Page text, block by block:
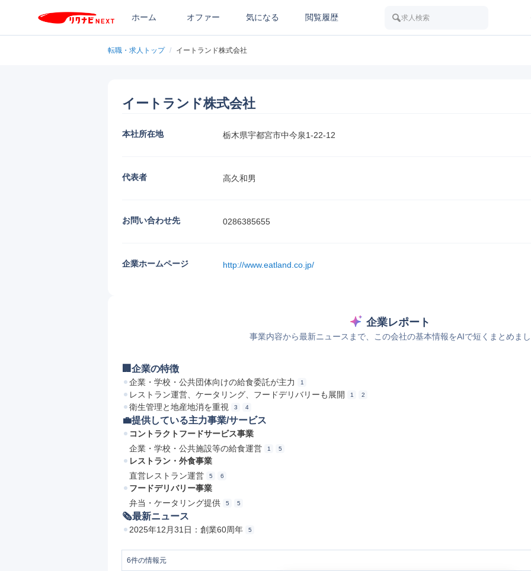
ホーム オファー 気になる 閲覧履歴 求人検索
転職・求人トップ / イートランド株式会社
イートランド株式会社
本社所在地 栃木県宇都宮市中今泉1-22-12
代表者 高久和男
お問い合わせ先 0286385655
企業ホームページ http://www.eatland.co.jp/
企業レポート
事業内容から最新ニュースまで、この会社の基本情報をAIで短くまとめま
🏢企業の特徴
企業・学校・公共団体向けの給食委託が主力 1
レストラン運営、ケータリング、フードデリバリーも展開 1 2
衛生管理と地産地消を重視 3 4
💼提供している主力事業/サービス
コントラクトフードサービス事業
企業・学校・公共施設等の給食運営
1 5
レストラン・外食事業
直営レストラン運営
5 6
フードデリバリー事業
弁当・ケータリング提供
5 5
🗞最新ニュース
2025年12月31日：創業60周年 5
6件の情報元